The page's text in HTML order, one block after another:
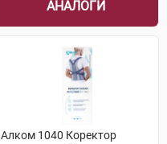
АНАЛОГИ
Алком 1040 Коректор